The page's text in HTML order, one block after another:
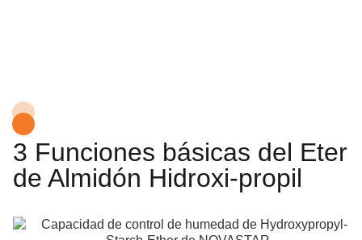
3 Funciones básicas del Eter
de Almidón Hidroxi-propil